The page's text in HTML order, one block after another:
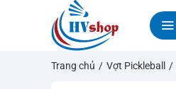
Trang chủ / Vợt Pickleball /